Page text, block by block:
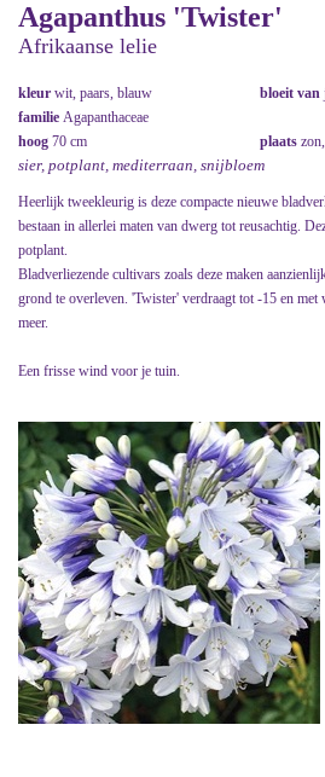
Agapanthus 'Twister'
Afrikaanse lelie
kleur wit, paars, blauw bloeit van
familie Agapanthaceae
hoog 70 cm plaats
sier, potplant, mediterraan, snijbloem
Heerlijk tweekleurig is deze compacte nieuwe
bestaan in allerlei maten van dwerg tot reusachtig.
potplant.
Bladverliezende cultivars zoals deze maken
grond te overleven. 'Twister' verdraagt tot -15 en
meer.
Een frisse wind voor je tuin.